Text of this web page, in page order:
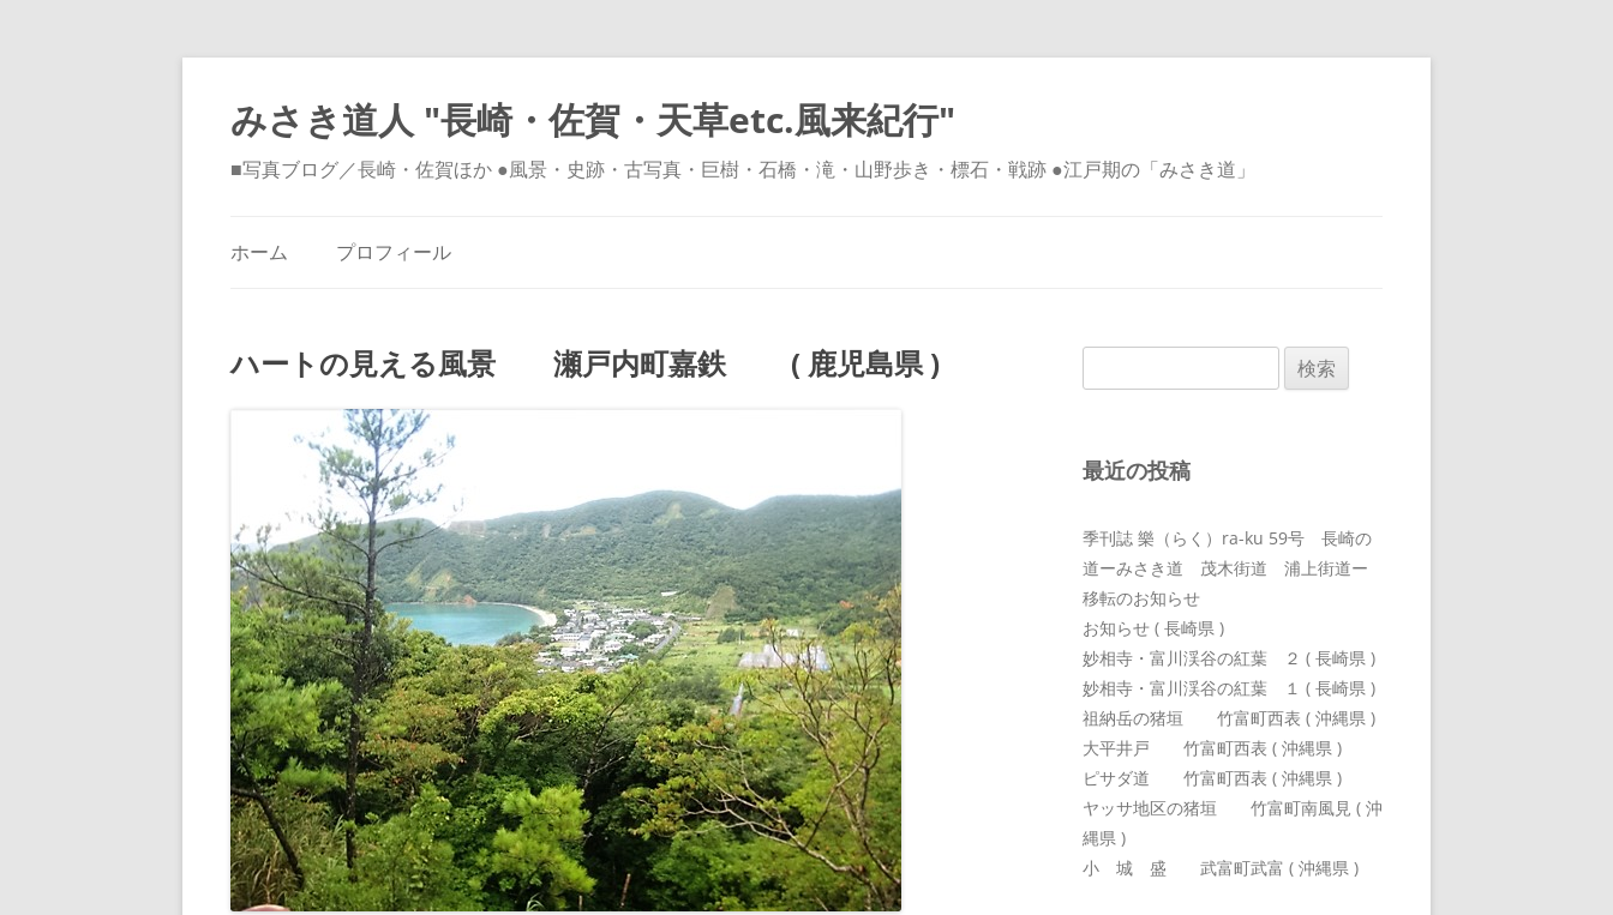
みさき道人 "長崎・佐賀・天草etc.風来紀行"
■写真ブログ／長崎・佐賀ほか ●風景・史跡・古写真・巨樹・石橋・滝・山野歩き・標石・戦跡 ●江戸期の「みさき道」
ッ
プ
ホーム プロフィール
ハートの見える風景 瀬戸内町嘉鉄 ( 鹿児島県 )
索:
最近の投稿
季刊誌 樂（らく）ra-ku 59号 長崎の
道ーみさき道 茂木街道 浦上街道ー
移転のお知らせ
お知らせ ( 長崎県 )
妙相寺・富川渓谷の紅葉 ２ ( 長崎県 )
妙相寺・富川渓谷の紅葉 １ ( 長崎県 )
祖納岳の猪垣 竹富町西表 ( 沖縄県 )
大平井戸 竹富町西表 ( 沖縄県 )
ピサダ道 竹富町西表 ( 沖縄県 )
ヤッサ地区の猪垣 竹富町南風見 ( 沖
縄県 )
小 城 盛 武富町武富 ( 沖縄県 )